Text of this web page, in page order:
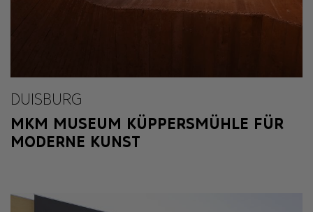
DUISBURG
MKM MUSEUM KÜPPERSMÜHLE FÜR
MODERNE KUNST